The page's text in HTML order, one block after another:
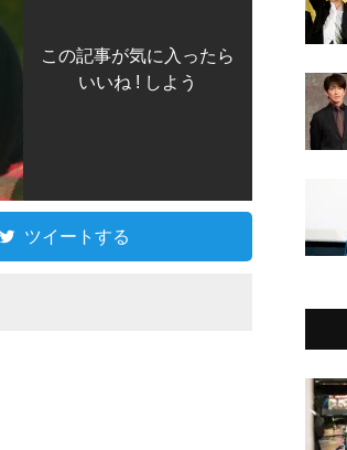
この記事が気に入ったら
いいね ! しよう
ツイートする